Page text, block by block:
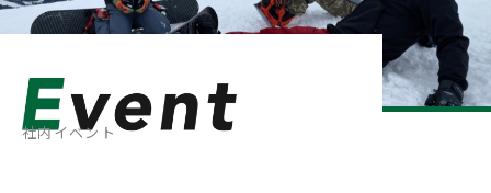
Message メッセージ
Job information
社内イベント